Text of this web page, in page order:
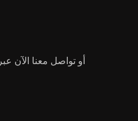
أو تواصل معنا الآن عبر